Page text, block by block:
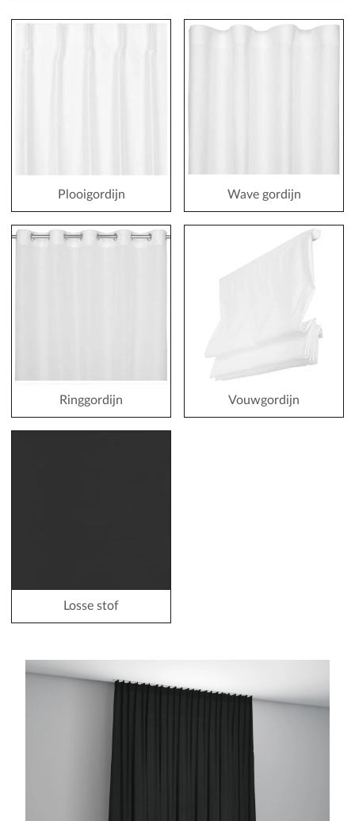
Plooigordijn Wave gordijn
Ringgordijn Vouwgordijn
Losse stof